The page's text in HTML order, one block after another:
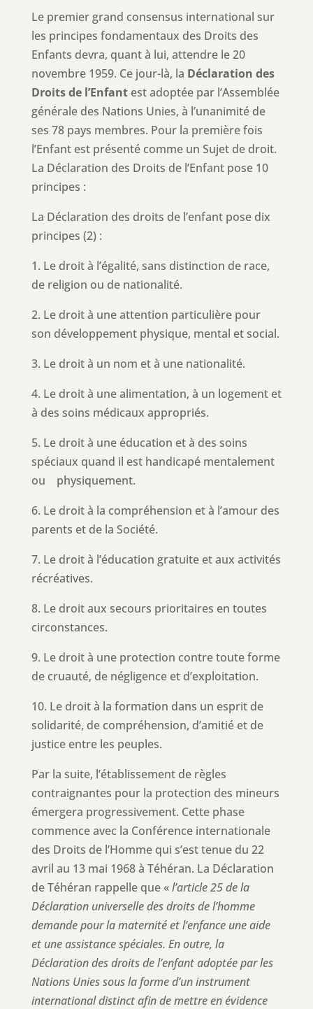
Le premier grand consensus international sur
les principes fondamentaux des Droits des
Enfants devra, quant à lui, attendre le 20
novembre 1959. Ce jour-là, la Déclaration des
Droits de l’Enfantest adoptée par l’Assemblée
générale des Nations Unies, à l’unanimité de
ses 78 pays membres. Pour la première fois
l’Enfant est présenté comme un Sujet de droit.
La Déclaration des Droits de l’Enfant pose 10
principes :
La Déclaration des droits de l’enfant pose dix
principes (2) :
1. Le droit à l’égalité, sans distinction de race,
de religion ou de nationalité.
2. Le droit à une attention particulière pour
son développement physique, mental et social.
3. Le droit à un nom et à une nationalité.
4. Le droit à une alimentation, à un logement et
à des soins médicaux appropriés.
5. Le droit à une éducation et à des soins
spéciaux quand il est handicapé mentalement
ou physiquement.
6. Le droit à la compréhension et à l’amour des
parents et de la Société.
7. Le droit à l’éducation gratuite et aux activités
récréatives.
8. Le droit aux secours prioritaires en toutes
circonstances.
9. Le droit à une protection contre toute forme
de cruauté, de négligence et d’exploitation.
10. Le droit à la formation dans un esprit de
solidarité, de compréhension, d’amitié et de
justice entre les peuples.
Par la suite, l’établissement de règles
contraignantes pour la protection des mineurs
émergera progressivement. Cette phase
commence avec la Conférence internationale
des Droits de l’Homme qui s’est tenue du 22
avril au 13 mai 1968 à Téhéran. La Déclaration
de Téhéran rappelle que «l’article 25 de la
Déclaration universelle des droits de l’homme
demande pour la maternité et l’enfance une aide
et une assistance spéciales. En outre, la
Déclaration des droits de l’enfant adoptée par les
Nations Unies sous la forme d’un instrument
international distinct afin de mettre en évidence